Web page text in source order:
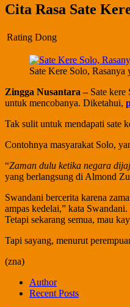
Cita Rasa Sate
Rating Dong
Sate Kere Solo,
Zingga Nusantara –Sate kere
untuk mencobanya. Diketahui,
Tak sulit untuk mendapati sate
Contohnya masyarakat Solo,
“Zaman dulu ketika negara
yang berlangsung di Almond
Swandani bercerita karena
ampas kedelai,” kata
Tetapi sekarang semua, mau
Tapi sayang, menurut
(zna)
Author
Recent Posts